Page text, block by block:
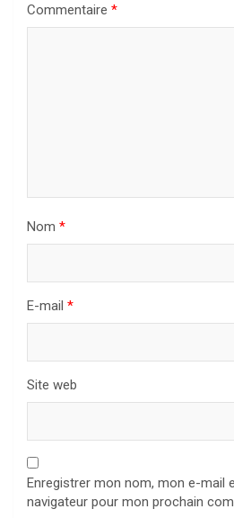
Commentaire *
Nom *
E-mail *
Site web
Enregistrer mon nom, mon e-mail
navigateur pour mon prochain